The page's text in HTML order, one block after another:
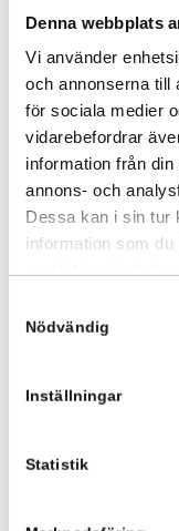
Denna webbplats
Vi använder
och annonserna till
för sociala medier
vidarebefordrar
information från
annons- och
Dessa kan i sin tur
information som
Nödvändig
Inställningar
Statistik
Takbåge Volvo
26 245 kr
Inkl. moms
Lägg i varukorg